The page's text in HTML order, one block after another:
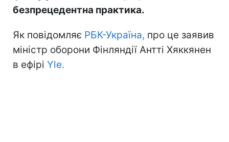
безпрецедентна практика.
Як повідомляє РБК-Україна, про це заявив
міністр оборони Фінляндії Антті Хяккянен
в ефірі Yle.